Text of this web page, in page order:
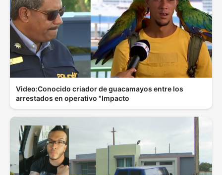
Video:Conocido criador de guacamayos entre los
arrestados en operativo "Impacto